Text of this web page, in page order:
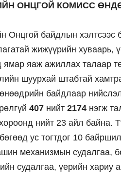
ОНЦГОЙ КОМИСС
Онцгой байдлын
жижүүрийн хуваарь,
ямар яаж ажиллах талаар
шуурхай штабтай
байдлаар
407 нийт 2174 нэгж
нийт 23 айл байна.
ус тогтдог 10
механизмын судалгаа,
судалгаа, үерийн хариу